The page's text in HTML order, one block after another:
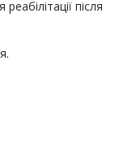
після